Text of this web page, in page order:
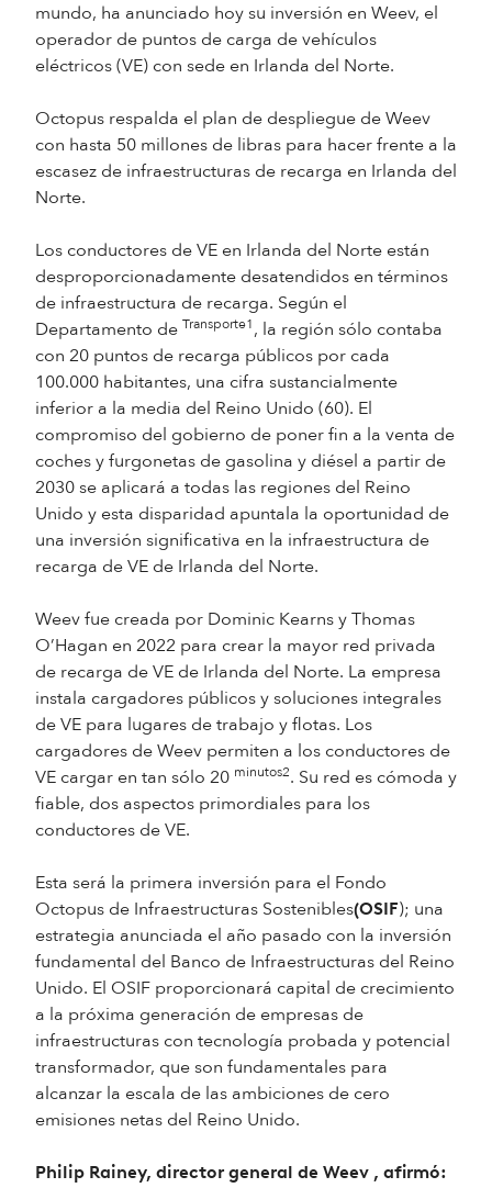
mundo, ha anunciado hoy su inversión en Weev, el
operador de puntos de carga de vehículos
eléctricos (VE) con sede en Irlanda del Norte.
Octopus respalda el plan de despliegue de Weev
con hasta 50 millones de libras para hacer frente a la
escasez de infraestructuras de recarga en Irlanda del
Norte.
Los conductores de VE en Irlanda del Norte están
desproporcionadamente desatendidos en términos
de infraestructura de recarga. Según el
Departamento de Transporte1, la región sólo contaba
con 20 puntos de recarga públicos por cada
100.000 habitantes, una cifra sustancialmente
inferior a la media del Reino Unido (60). El
compromiso del gobierno de poner fin a la venta de
coches y furgonetas de gasolina y diésel a partir de
2030 se aplicará a todas las regiones del Reino
Unido y esta disparidad apuntala la oportunidad de
una inversión significativa en la infraestructura de
recarga de VE de Irlanda del Norte.
Weev fue creada por Dominic Kearns y Thomas
O’Hagan en 2022 para crear la mayor red privada
de recarga de VE de Irlanda del Norte. La empresa
instala cargadores públicos y soluciones integrales
de VE para lugares de trabajo y flotas. Los
cargadores de Weev permiten a los conductores de
VE cargar en tan sólo 20 minutos2. Su red es cómoda y
fiable, dos aspectos primordiales para los
conductores de VE.
Esta será la primera inversión para el Fondo
Octopus de Infraestructuras Sostenibles(OSIF); una
estrategia anunciada el año pasado con la inversión
fundamental del Banco de Infraestructuras del Reino
Unido. El OSIF proporcionará capital de crecimiento
a la próxima generación de empresas de
infraestructuras con tecnología probada y potencial
transformador, que son fundamentales para
alcanzar la escala de las ambiciones de cero
emisiones netas del Reino Unido.
Philip Rainey, director general de Weev , afirmó: